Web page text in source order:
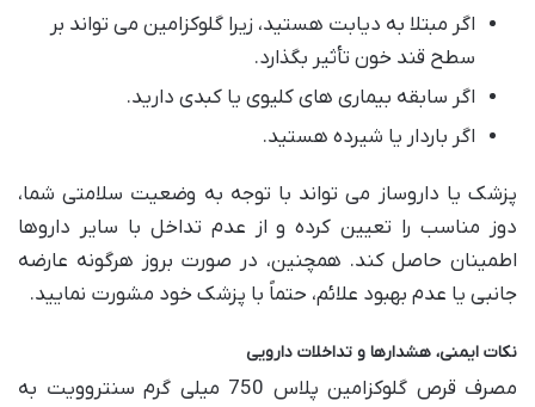
اگر مبتلا به دیابت هستید، زیرا گلوکزامین می تواند بر
سطح قند خون تأثیر بگذارد.
اگر سابقه بیماری های کلیوی یا کبدی دارید.
اگر باردار یا شیرده هستید.
پزشک یا داروساز می تواند با توجه به وضعیت سلامتی شما،
دوز مناسب را تعیین کرده و از عدم تداخل با سایر داروها
اطمینان حاصل کند. همچنین، در صورت بروز هرگونه عارضه
جانبی یا عدم بهبود علائم، حتماً با پزشک خود مشورت نمایید.
نکات ایمنی، هشدارها و تداخلات دارویی
مصرف قرص گلوکزامین پلاس 750 میلی گرم سنتروویت به